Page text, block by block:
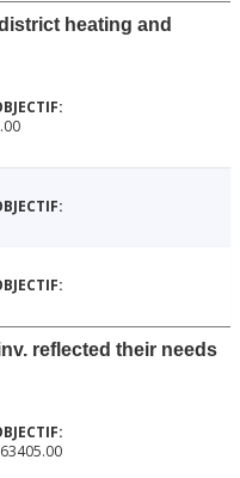
heating and
reflected their needs